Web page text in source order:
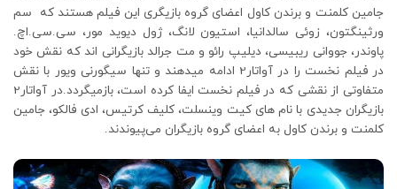
جامین کلمنت و برندن کاول اعضای گروه بازیگری این فیلم هستند که سم
ورثینگتون، زوئی سالدانیا، استیون لانگ، ژول دیوید مور، سی.سی.اچ.
پاوندر، جووانی ریبیسی، دیلیپ رائو و مت جرالد بازیگرانی اند که نقش خود
در فیلم نخست را در آواتار2 ادامه میدهند و تنها سیگورنی ویور با نقش
متفاوتی از نقشی که در فیلم نخست ایفا کرده است، بازمیگردد.در آواتار2
بازیگران جدیدی با نام های کیت وینسلت، کلیف کرتیس، ادی فالکو، جامین
کلمنت و برندن کاول به اعضای گروه بازیگران می‌پیوندند.